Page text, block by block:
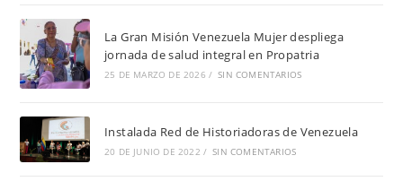
La Gran Misión Venezuela Mujer despliega
jornada de salud integral en Propatria
25 DE MARZO DE 2026 / SIN COMENTARIOS
Instalada Red de Historiadoras de Venezuela
20 DE JUNIO DE 2022 / SIN COMENTARIOS